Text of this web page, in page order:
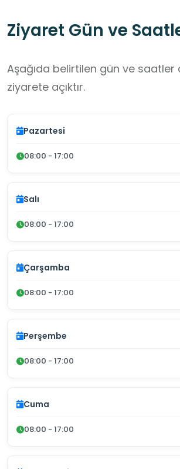
Ziyaret Gün ve
Aşağıda belirtilen gün ve saatler
ziyarete açıktır.
Pazartesi
08:00 - 17:00
Salı
08:00 - 17:00
Çarşamba
08:00 - 17:00
Perşembe
08:00 - 17:00
Cuma
08:00 - 17:00